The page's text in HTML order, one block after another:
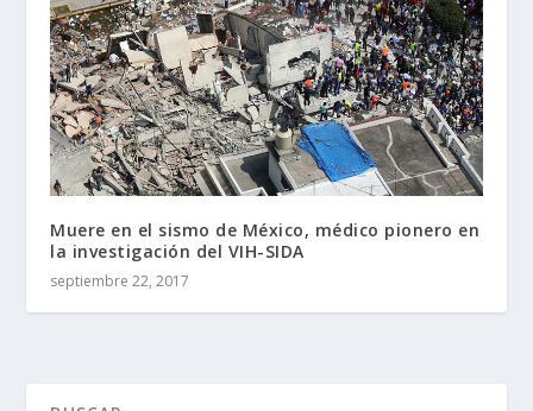
Muere en el sismo de México, médico pionero en
la investigación del VIH-SIDA
septiembre 22, 2017